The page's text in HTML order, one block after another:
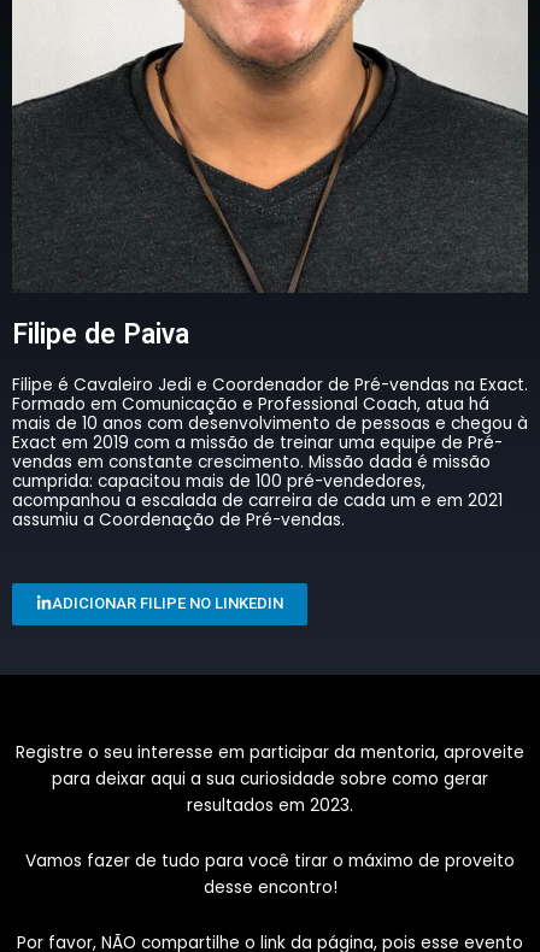
Filipe de Paiva
Filipe é Cavaleiro Jedi e Coordenador de Pré-vendas na Exact.
Formado em Comunicação e Professional Coach, atua há
mais de 10 anos com desenvolvimento de pessoas e chegou à
Exact em 2019 com a missão de treinar uma equipe de Pré-
vendas em constante crescimento. Missão dada é missão
cumprida: capacitou mais de 100 pré-vendedores,
acompanhou a escalada de carreira de cada um e em 2021
assumiu a Coordenação de Pré-vendas.
ADICIONAR FILIPE NO LINKEDIN
Registre o seu interesse em participar da mentoria, aproveite
para deixar aqui a sua curiosidade sobre como gerar
resultados em 2023.
Vamos fazer de tudo para você tirar o máximo de proveito
desse encontro!
Por favor, NÃO compartilhe o link da página, pois esse evento